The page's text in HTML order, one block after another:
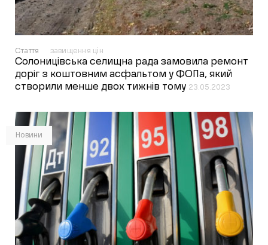
Стаття завищення цін
Солоницівська селищна рада замовила ремонт
доріг з коштовним асфальтом у ФОПа, який
створили менше двох тижнів тому 23.05.2023
Новини